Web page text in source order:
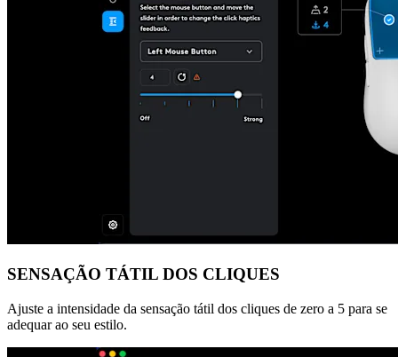
SENSAÇÃO TÁTIL DOS CLIQUES
Ajuste a intensidade da sensação tátil dos cliques de zero a 5 para se
adequar ao seu estilo.